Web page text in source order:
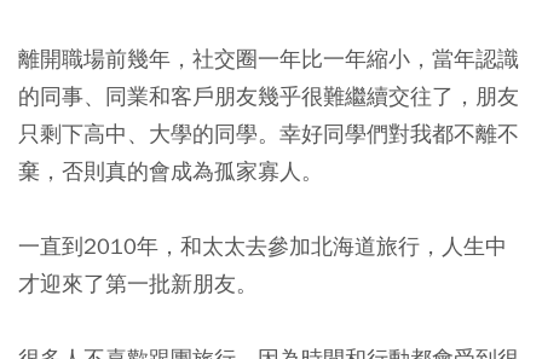
離開職場前幾年，社交圈一年比一年縮小，當年認識
的同事、同業和客戶朋友幾乎很難繼續交往了，朋友
只剩下高中、大學的同學。幸好同學們對我都不離不
棄，否則真的會成為孤家寡人。
一直到2010年，和太太去參加北海道旅行，人生中
才迎來了第一批新朋友。